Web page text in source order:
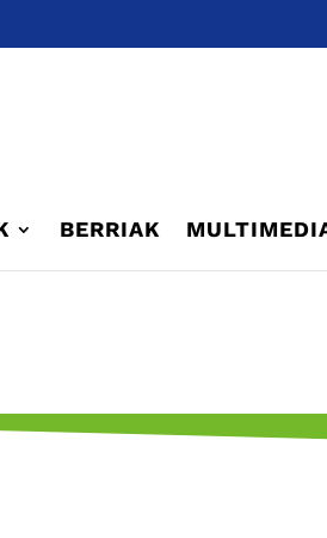
BERRIAK